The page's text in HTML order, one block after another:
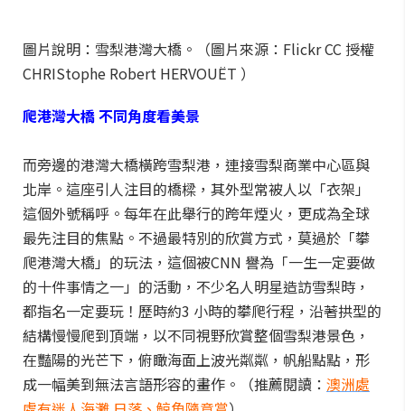
圖片說明：雪梨港灣大橋。（圖片來源：Flickr CC 授權
CHRIStophe Robert HERVOUËT ）
爬港灣大橋 不同角度看美景
而旁邊的港灣大橋橫跨雪梨港，連接雪梨商業中心區與
北岸。這座引人注目的橋樑，其外型常被人以「衣架」
這個外號稱呼。每年在此舉行的跨年煙火，更成為全球
最先注目的焦點。不過最特別的欣賞方式，莫過於「攀
爬港灣大橋」的玩法，這個被CNN 譽為「一生一定要做
的十件事情之一」的活動，不少名人明星造訪雪梨時，
都指名一定要玩！歷時約3 小時的攀爬行程，沿著拱型的
結構慢慢爬到頂端，以不同視野欣賞整個雪梨港景色，
在豔陽的光芒下，俯瞰海面上波光粼粼，帆船點點，形
成一幅美到無法言語形容的畫作。（推薦閱讀： 澳洲處